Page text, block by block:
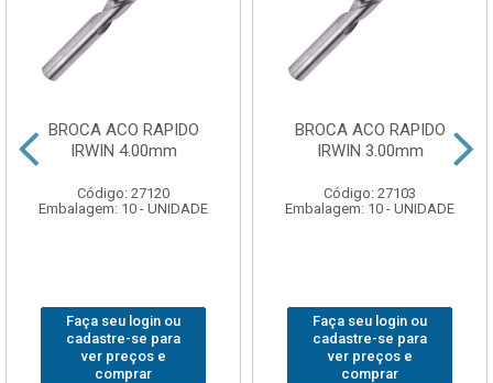
BROCA ACO RAPIDO
IRWIN 4.00mm
Código: 27120
Embalagem: 10 - UNIDADE
Faça seu login ou
cadastre-se para
ver preços e
comprar
BROCA ACO RAPIDO
IRWIN 3.00mm
Código: 27103
Embalagem: 10 - UNIDADE
Faça seu login ou
cadastre-se para
ver preços e
comprar